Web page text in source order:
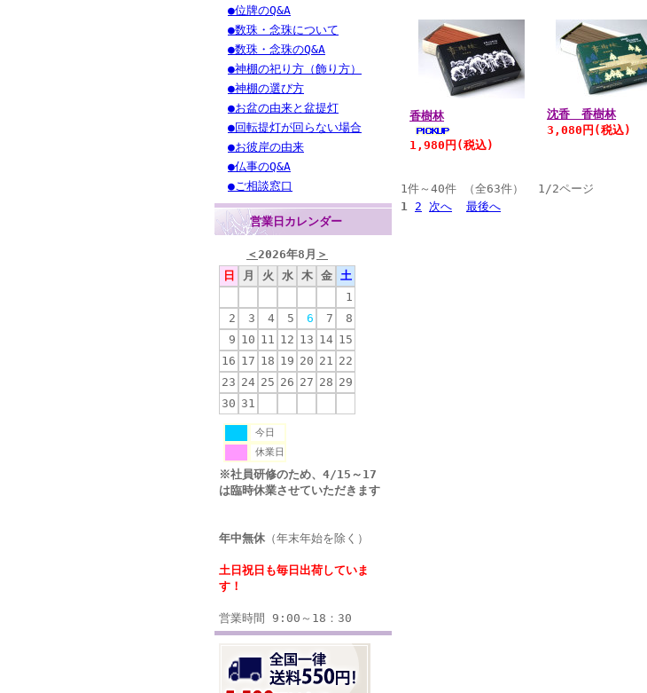
●位牌のQ&A
●数珠・念珠について
●数珠・念珠のQ&A
●神棚の祀り方（飾り方）
●神棚の選び方
●お盆の由来と盆提灯
●回転提灯が回らない場合
●お彼岸の由来
●仏事のQ&A
●ご相談窓口
営業日カレンダー
＜2026年8月 ＞
日
月 火 水 木 金
土
1
2
3 4 5 6 7
8
9 10 11 12 13 14 15
16 17 18 19 20 21 22
23 24 25 26 27 28 29
30 31
今日
休業日
※社員研修のため、4/15～17
は臨時休業させていただきます
年中無休 （年末年始を除く）
土日祝日も毎日出荷していま
す！
営業時間 9:00～18：30
香樹林
1,980円 (税込)
沈香 香樹林
3,080円 (税込)
1件～40件 （全63件） 1/2ページ
1
2 次へ 最後へ